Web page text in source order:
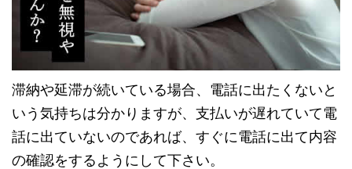
滞納や延滞が続いている場合、電話に出たくないと
いう気持ちは分かりますが、支払いが遅れていて電
話に出ていないのであれば、すぐに電話に出て内容
の確認をするようにして下さい。